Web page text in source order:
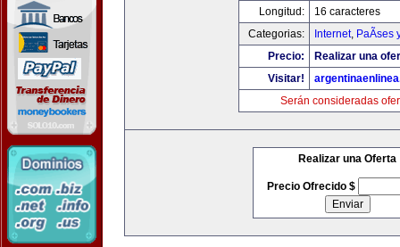
Longitud:
16 caracteres
Categorias:
Internet, PaÃ­ses
Precio:
Realizar una
Visitar!
Serán consideradas
Realizar una Oferta
Precio Ofrecido $